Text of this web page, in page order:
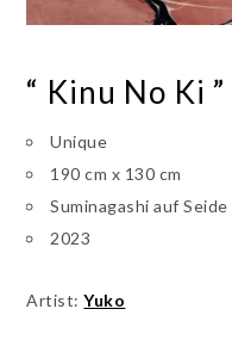
“ Kinu No Ki ”
Unique
190 cm x 130 cm
Suminagashi auf Seide
2023
Artist:Yuko